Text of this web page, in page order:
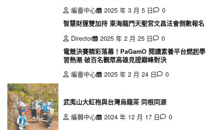
編審中心
2025 年 3 月 5 日
0
智慧財運雙加持 東海龍門天聖宮文昌法會倒數報名
Director
2025 年 2 月 25 日
0
電競決賽精彩落幕！PaGamO 閱讀素養平台燃起學
習熱潮 破百名觀眾高雄見證巔峰對決
編審中心
2025 年 2 月 24 日 0
武夷山大紅袍與台灣烏龍茶 同根同源
編輯中心
2024 年 12 月 17 日 0